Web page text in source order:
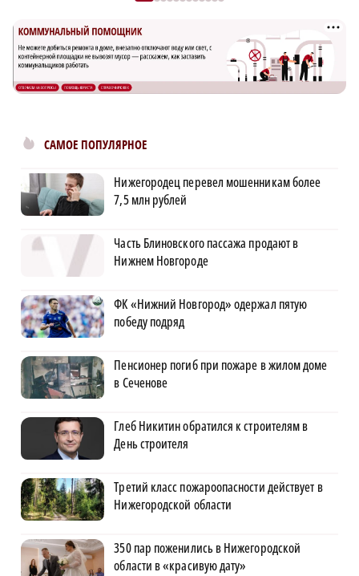
САМОЕ ПОПУЛЯРНОЕ
Нижегородец перевел мошенникам более
7,5 млн рублей
Часть Блиновского пассажа продают в
Нижнем Новгороде
ФК «Нижний Новгород» одержал пятую
победу подряд
Пенсионер погиб при пожаре в жилом доме
в Сеченове
Глеб Никитин обратился к строителям в
День строителя
Третий класс пожароопасности действует в
Нижегородской области
350 пар поженились в Нижегородской
области в «красивую дату»